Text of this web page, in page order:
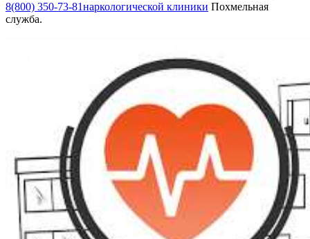
8(800) 350-73-81наркологической клиники Похмельная
служба.